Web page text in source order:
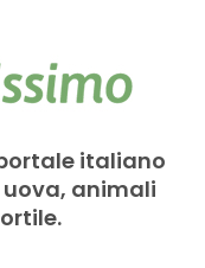
italiano
animali